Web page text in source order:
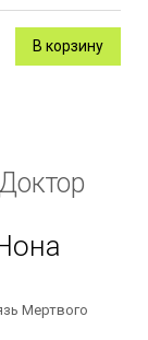
Мертвого